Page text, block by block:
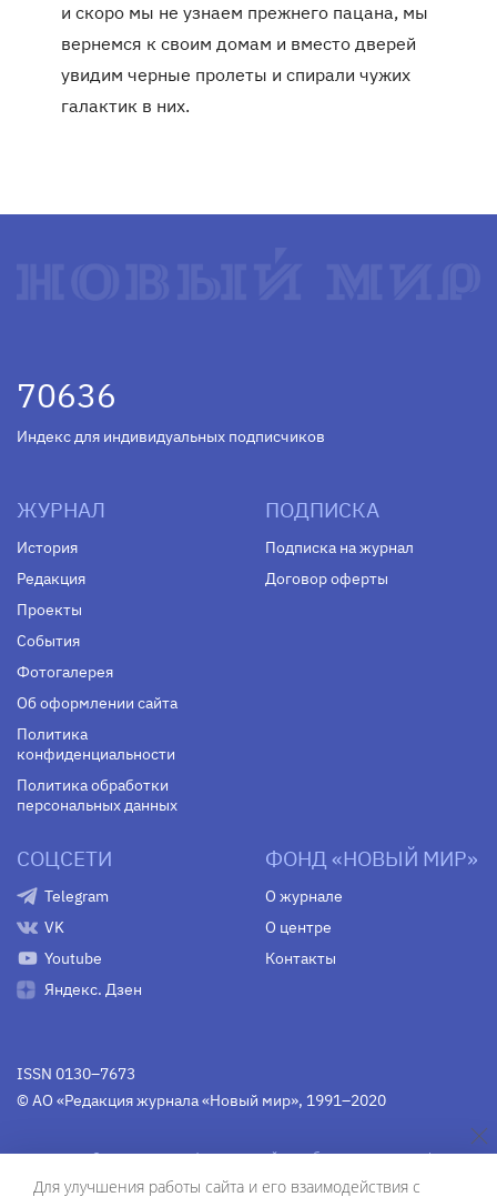
и скоро мы не узнаем прежнего пацана, мы
вернемся к своим домам и вместо дверей
увидим черные пролеты и спирали чужих
галактик в них.
70636
Индекс для индивидуальных подписчиков
ЖУРНАЛ
История
Редакция
Проекты
События
Фотогалерея
Об оформлении сайта
Политика
конфиденциальности
Политика обработки
персональных данных
ПОДПИСКА
Подписка на журнал
Договор оферты
СОЦСЕТИ
Telegram
VK
Youtube
Яндекс. Дзен
ФОНД «НОВЫЙ МИР»
О журнале
О центре
Контакты
ISSN 0130–7673
© АО «Редакция журнала «Новый мир», 1991–2020
Свидетельство Федеральной службы по надзору в сфере
связи, информационных технологий и массовых
Для улучшения работы сайта и его взаимодействия с